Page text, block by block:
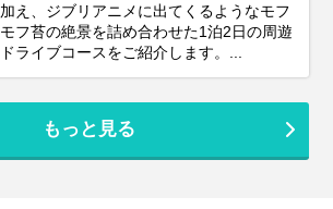
加え、ジブリアニメに出てくるようなモフ
モフ苔の絶景を詰め合わせた1泊2日の周遊
ドライブコースをご紹介します。...
もっと見る